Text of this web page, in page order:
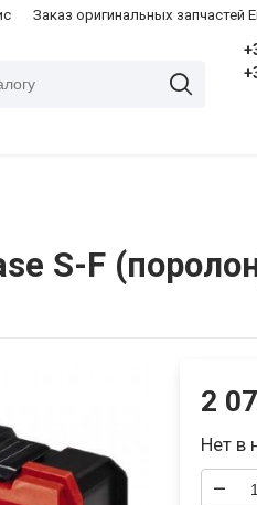
Заказ оригинальных запчастей
S-F
2
Нет в
–